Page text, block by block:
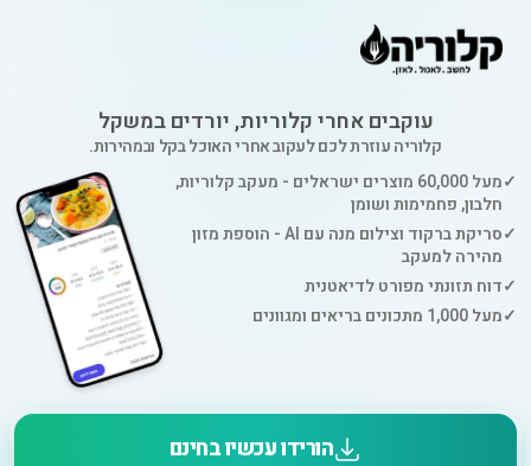
עוקבים אחרי קלוריות, יורדים במשקל
קלוריה עוזרת לכם לעקוב אחרי האוכל בקל ובמהירות.
✓
מעל 60,000 מוצרים ישראלים - מעקב קלוריות,
חלבון, פחמימות ושומן
✓
סריקת ברקוד וצילום מנה עם AI - הוספת מזון
מהירה למעקב
✓דוח תזונתי מפורט לדיאטנית
✓מעל 1,000 מתכונים בריאים ומגוונים
הורידו עכשיו בחינם